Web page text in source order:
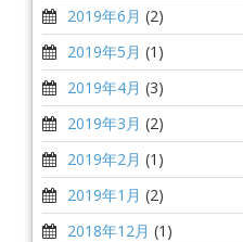
2019年6月 (2)
2019年5月 (1)
2019年4月 (3)
2019年3月 (2)
2019年2月 (1)
2019年1月 (2)
2018年12月 (1)